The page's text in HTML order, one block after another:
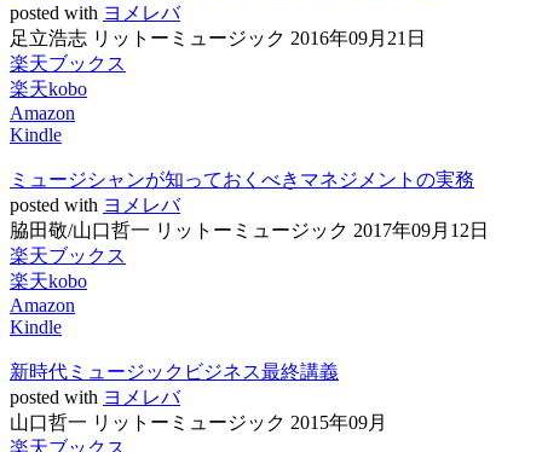
posted with ヨメレバ
足立浩志 リットーミュージック 2016年09月21日
楽天ブックス
楽天kobo
Amazon
Kindle
ミュージシャンが知っておくべきマネジメントの実務
posted with ヨメレバ
脇田敬/山口哲一 リットーミュージック 2017年09月12日
楽天ブックス
楽天kobo
Amazon
Kindle
新時代ミュージックビジネス最終講義
posted with ヨメレバ
山口哲一 リットーミュージック 2015年09月